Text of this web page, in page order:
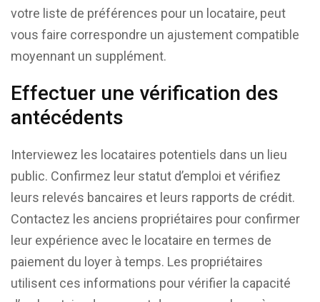
votre liste de préférences pour un locataire, peut
vous faire correspondre un ajustement compatible
moyennant un supplément.
Effectuer une vérification des
antécédents
Interviewez les locataires potentiels dans un lieu
public. Confirmez leur statut d’emploi et vérifiez
leurs relevés bancaires et leurs rapports de crédit.
Contactez les anciens propriétaires pour confirmer
leur expérience avec le locataire en termes de
paiement du loyer à temps. Les propriétaires
utilisent ces informations pour vérifier la capacité